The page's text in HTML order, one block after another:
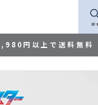
円以上で送料無料
探